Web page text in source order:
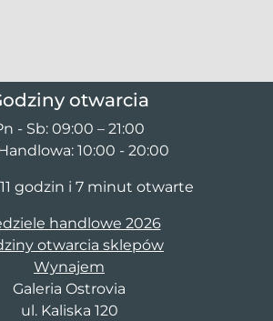
otwarcia
- Sb: 09:00 – 21:00
10:00 - 20:00
godzin i 7 minut otwarte
handlowe 2026
otwarcia sklepów
Wynajem
Galeria Ostrovia
ul. Kaliska 120